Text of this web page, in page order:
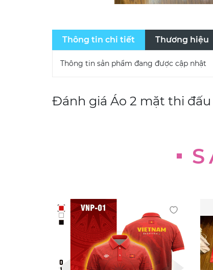
Thông tin chi tiết Thương hiệu
Thông tin sản phẩm đang được cập nhật
Đánh giá Áo 2 mặt thi